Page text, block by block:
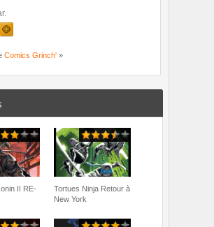
Comics Grinch' »
II RE-
Tortues Ninja Retour à
New York